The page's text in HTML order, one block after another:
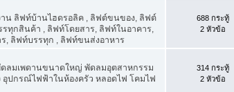
น ลิฟท์บ้านไฮดรอลิค , ลิฟต์ขนของ, ลิฟต์
ทุกสินค้า , ลิฟท์โดยสาร, ลิฟท์ในอาคาร,
, ลิฟท์บรรทุก , ลิฟท์ขนส่งอาหาร
688 กระทู้
2 หัวข้อ
ดลมเพดานขนาดใหญ่ พัดลมอุตสาหกรรม
อุปกรณ์ไฟฟ้าในห้องครัว หลอดไฟ โคมไฟ
314 กระทู้
2 หัวข้อ